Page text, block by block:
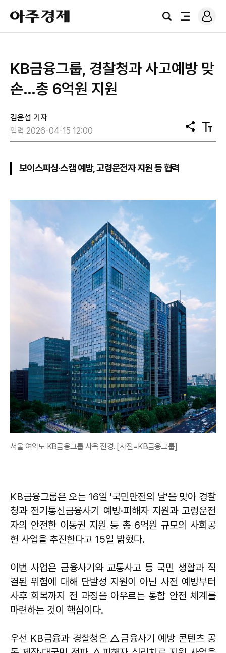
아
주
경
검
전
로
그
KB금융그룹, 경찰청과 사고예방 맞
손…총 6억원 지원
김윤섭 기자
입력 2026-04-15 12:00
공
유
텍
스
보이스피싱·스캠 예방, 고령운전자 지원 등 협력
서울 여의도 KB금융그룹 사옥 전경. [사진=KB금융그룹]
KB금융그룹은 오는 16일 '국민안전의 날'을 맞아 경찰
청과 전기통신금융사기 예방·피해자 지원과 고령운전
자의 안전한 이동권 지원 등 총 6억원 규모의 사회공
헌 사업을 추진한다고 15일 밝혔다.
이번 사업은 금융사기와 교통사고 등 국민 생활과 직
결된 위험에 대해 단발성 지원이 아닌 사전 예방부터
사후 회복까지 전 과정을 아우르는 통합 안전 체계를
마련하는 것이 핵심이다.
우선 KB금융과 경찰청은 △금융사기 예방 콘텐츠 공